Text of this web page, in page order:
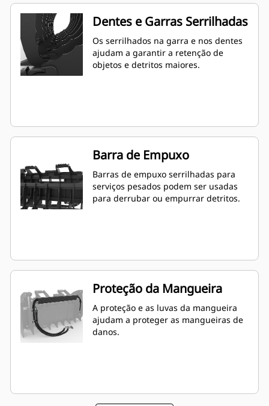
Dentes e Garras Serrilhadas
Os serrilhados na garra e nos dentes
ajudam a garantir a retenção de
objetos e detritos maiores.
Barra de Empuxo
Barras de empuxo serrilhadas para
serviços pesados podem ser usadas
para derrubar ou empurrar detritos.
Proteção da Mangueira
A proteção e as luvas da mangueira
ajudam a proteger as mangueiras de
danos.